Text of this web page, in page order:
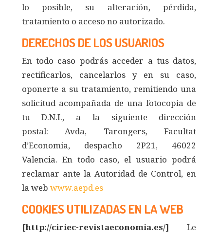
lo posible, su alteración, pérdida,
tratamiento o acceso no autorizado.
DERECHOS DE LOS USUARIOS
En todo caso podrás acceder a tus datos,
rectificarlos, cancelarlos y en su caso,
oponerte a su tratamiento, remitiendo una
solicitud acompañada de una fotocopia de
tu D.N.I., a la siguiente dirección
postal: Avda, Tarongers, Facultat
d’Economia, despacho 2P21, 46022
Valencia. En todo caso, el usuario podrá
reclamar ante la Autoridad de Control, en
la web www.aepd.es
COOKIES UTILIZADAS EN LA WEB
[http://ciriec-revistaeconomia.es/] Le